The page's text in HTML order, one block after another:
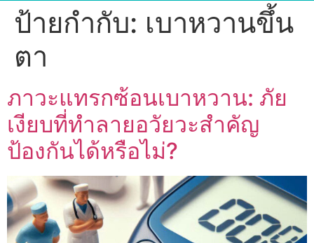
ป้ายกำกับ: เบาหวานขึ้น
ตา
ภาวะแทรกซ้อนเบาหวาน: ภัย
เงียบที่ทำลายอวัยวะสำคัญ
ป้องกันได้หรือไม่?